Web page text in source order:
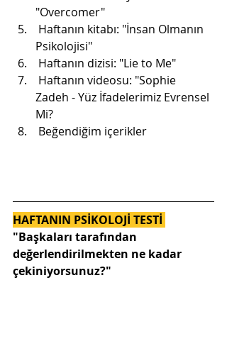
"Overcomer"
Psikolojisi"
Haftanın dizisi: "Lie to Me"
Zadeh - Yüz İfadelerimiz Evrensel
Mi?
Beğendiğim içerikler
HAFTANIN PSİKOLOJİ TESTİ
"Başkaları tarafından
değerlendirilmekten ne kadar
çekiniyorsunuz?"